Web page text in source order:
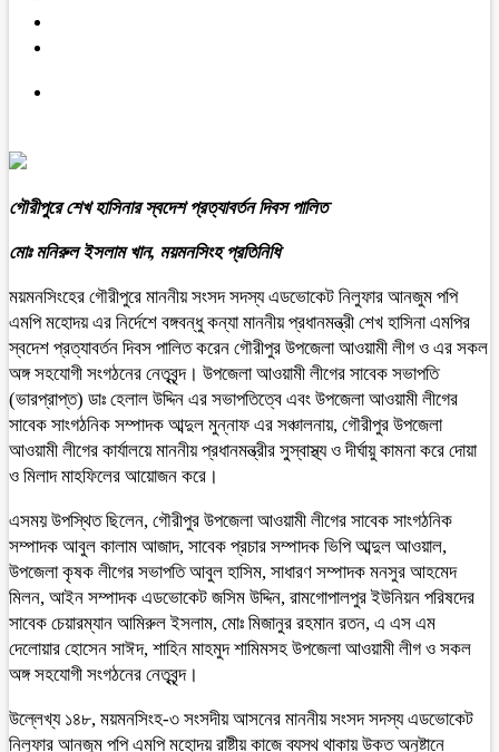
গৌরীপুরে শেখ হাসিনার স্বদেশ প্রত্যাবর্তন দিবস পালিত
মোঃ মনিরুল ইসলাম খান, ময়মনসিংহ প্রতিনিধি
ময়মনসিংহের গৌরীপুরে মাননীয় সংসদ সদস্য এডভোকেট নিলুফার আনজুম পপি
এমপি মহোদয় এর নির্দেশে বঙ্গবন্ধু কন্যা মাননীয় প্রধানমন্ত্রী শেখ হাসিনা এমপির
স্বদেশ প্রত্যাবর্তন দিবস পালিত করেন গৌরীপুর উপজেলা আওয়ামী লীগ ও এর সকল
অঙ্গ সহযোগী সংগঠনের নেতৃবৃন্দ। উপজেলা আওয়ামী লীগের সাবেক সভাপতি
(ভারপ্রাপ্ত) ডাঃ হেলাল উদ্দিন এর সভাপতিত্বে এবং উপজেলা আওয়ামী লীগের
সাবেক সাংগঠনিক সম্পাদক আব্দুল মুন্নাফ এর সঞ্চালনায়, গৌরীপুর উপজেলা
আওয়ামী লীগের কার্যালয়ে মাননীয় প্রধানমন্ত্রীর সু্স্বাস্থ্য ও দীর্ঘায়ু কামনা করে দোয়া
ও মিলাদ মাহফিলের আয়োজন করে।
এসময় উপস্থিত ছিলেন, গৌরীপুর উপজেলা আওয়ামী লীগের সাবেক সাংগঠনিক
সম্পাদক আবুল কালাম আজাদ, সাবেক প্রচার সম্পাদক ভিপি আব্দুল আওয়াল,
উপজেলা কৃষক লীগের সভাপতি আবুল হাসিম, সাধারণ সম্পাদক মনসুর আহমেদ
মিলন, আইন সম্পাদক এডভোকেট জসিম উদ্দিন, রামগোপালপুর ইউনিয়ন পরিষদের
সাবেক চেয়ারম্যান আমিরুল ইসলাম, মোঃ মিজানুর রহমান রতন, এ এস এম
দেলোয়ার হোসেন সাঈদ, শাহিন মাহমুদ শামিমসহ উপজেলা আওয়ামী লীগ ও সকল
অঙ্গ সহযোগী সংগঠনের নেতৃবৃন্দ।
উল্লেখ্য ১৪৮, ময়মনসিংহ-৩ সংসদীয় আসনের মাননীয় সংসদ সদস্য এডভোকেট
নিলুফার আনজুম পপি এমপি মহোদয় রাষ্টীয় কাজে ব্যস্থ থাকায় উক্ত অনুষ্টানে